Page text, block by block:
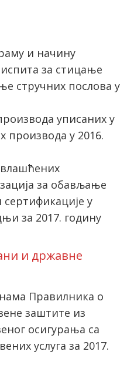
и начину
за стицање
стручних послова у
уписаних у
производа у 2016.
за обављање
у
за 2017. годину
и државне
Правилника о
заштите из
осигурања са
услуга за 2017.